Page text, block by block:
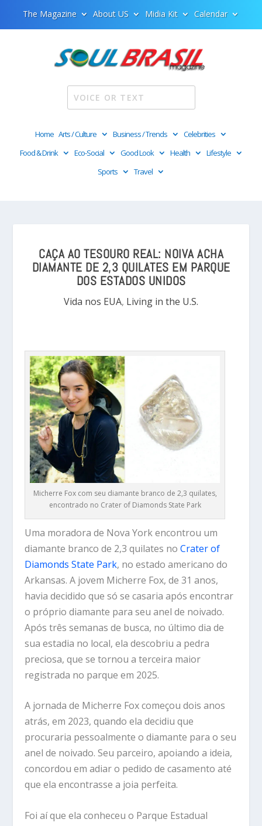
The Magazine About US Midia Kit Calendar
Home Arts / Culture Business / Trends
Celebrities
Food & Drink
Eco-Social Good Look Health
Lifestyle
Sports
Travel
CAÇA AO TESOURO REAL: NOIVA ACHA
DIAMANTE DE 2,3 QUILATES EM PARQUE
DOS ESTADOS UNIDOS
Vida nos EUA, Living in the U.S.
Micherre Fox com seu diamante branco de 2,3 quilates,
encontrado no Crater of Diamonds State Park
Uma moradora de Nova York encontrou um
diamante branco de 2,3 quilates noCrater of
Diamonds State Park, no estado americano do
Arkansas. A jovem Micherre Fox, de 31 anos,
havia decidido que só se casaria após encontrar
o próprio diamante para seu anel de noivado.
Após três semanas de busca, no último dia de
sua estadia no local, ela descobriu a pedra
preciosa, que se tornou a terceira maior
registrada no parque em 2025.
A jornada de Micherre Fox começou dois anos
atrás, em 2023, quando ela decidiu que
procuraria pessoalmente o diamante para o seu
anel de noivado. Seu parceiro, apoiando a ideia,
concordou em adiar o pedido de casamento até
que ela encontrasse a joia perfeita.
Foi aí que ela conheceu o Parque Estadual